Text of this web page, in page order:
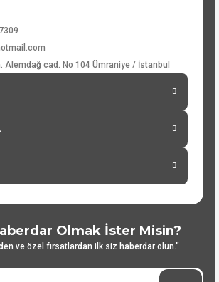
Alemdağ cad. No 104 Ümraniye / İstanbul
Olmak İster Misin?
ve özel fırsatlardan ilk siz haberdar olun."